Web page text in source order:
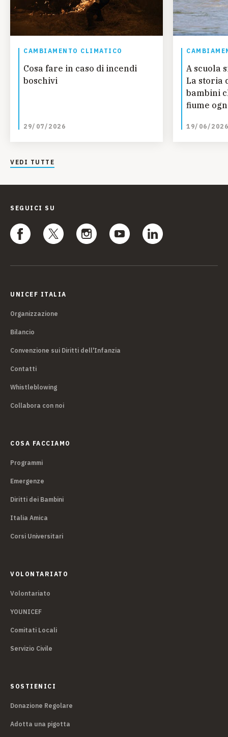
CAMBIAMENTO CLIMATICO
Cosa fare in caso di incendi
boschivi
29/07/2026
A scuola
La storia
bambini
fiume
Guinea
19/06/2026
VEDI TUTTE
SEGUICI SU
UNICEF ITALIA
Organizzazione
Bilancio
Convenzione sui Diritti dell'Infanzia
Contatti
Whistleblowing
Collabora con noi
COSA FACCIAMO
Programmi
Emergenze
Diritti dei Bambini
Italia Amica
Corsi Universitari
VOLONTARIATO
Volontariato
YOUNICEF
Comitati Locali
Servizio Civile
SOSTIENICI
Donazione Regolare
Adotta una pigotta